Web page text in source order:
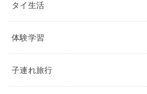
タイ生活
体験学習
子連れ旅行